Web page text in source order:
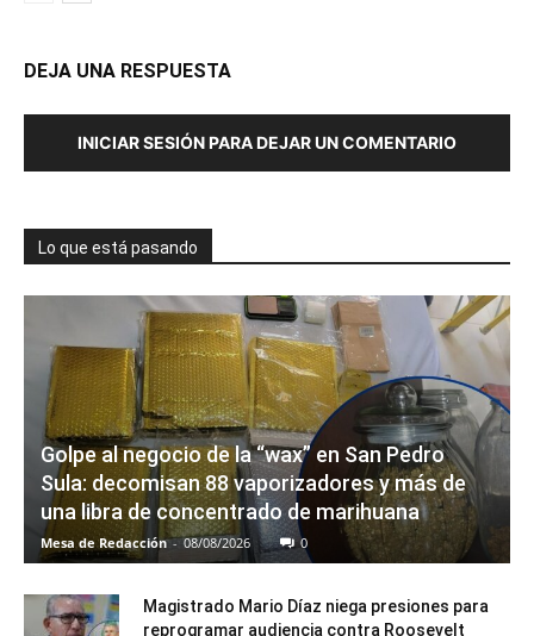
DEJA UNA RESPUESTA
INICIAR SESIÓN PARA DEJAR UN COMENTARIO
Lo que está pasando
Golpe al negocio de la “wax” en San Pedro
Sula: decomisan 88 vaporizadores y más de
una libra de concentrado de marihuana
Mesa de Redacción - 08/08/2026 0
Magistrado Mario Díaz niega presiones para
reprogramar audiencia contra Roosevelt